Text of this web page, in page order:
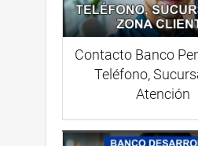
Contacto Banco
Teléfono,
Atención